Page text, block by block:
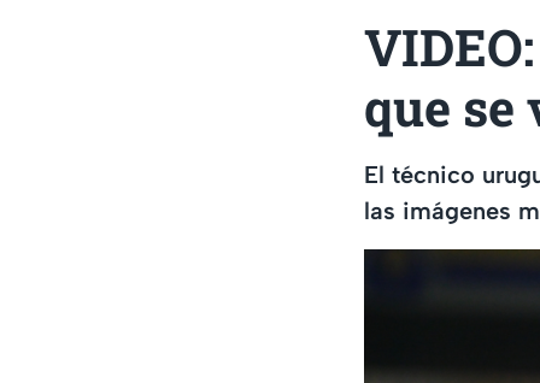
que
El técnico
las imágenes